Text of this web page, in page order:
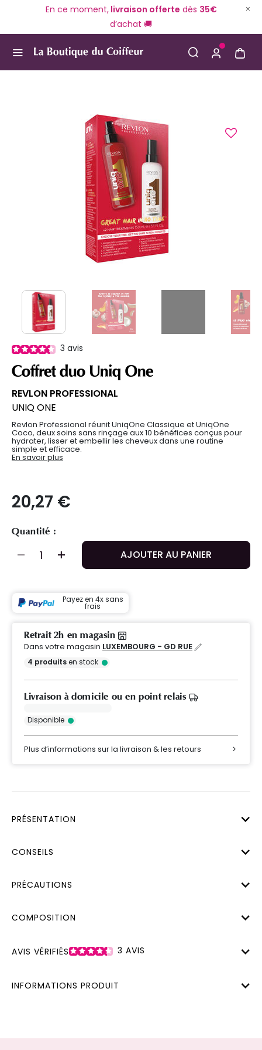
En ce moment,livraison offerte dès 35€
d’achat 🚚
3 avis
Coffret duo Uniq One
REVLON PROFESSIONAL
UNIQ ONE
Revlon Professional réunit UniqOne Classique et UniqOne
Coco, deux soins sans rinçage aux 10 bénéfices conçus pour
hydrater, lisser et embellir les cheveux dans une routine
simple et efficace.
En savoir plus
20,27 €
Quantité :
AJOUTER AU PANIER
Payez en 4x sans
frais
Retrait 2h en magasin
Dans votre magasin LUXEMBOURG - GD RUE
4 produitsen stock
Livraison à domicile ou en point relais
Disponible
Plus d’informations sur la livraison & les retours
PRÉSENTATION
CONSEILS
PRÉCAUTIONS
COMPOSITION
AVIS VÉRIFIÉS 3 AVIS
INFORMATIONS PRODUIT